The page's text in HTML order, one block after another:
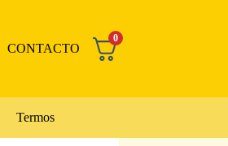
CONTACTO
0
Termos